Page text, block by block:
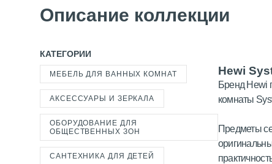
Описание коллекции
КАТЕГОРИИ
МЕБЕЛЬ ДЛЯ ВАННЫХ КОМНАТ
АКСЕССУАРЫ И ЗЕРКАЛА
ОБОРУДОВАНИЕ ДЛЯ
ОБЩЕСТВЕННЫХ ЗОН
САНТЕХНИКА ДЛЯ ДЕТЕЙ
Hewi
Бренд Hewi
комнаты
Предметы